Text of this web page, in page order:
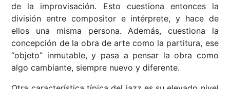
de la improvisación. Esto cuestiona entonces la
división entre compositor e intérprete, y hace de
ellos una misma persona. Además, cuestiona la
concepción de la obra de arte como la partitura, ese
“objeto” inmutable, y pasa a pensar la obra como
algo cambiante, siempre nuevo y diferente.